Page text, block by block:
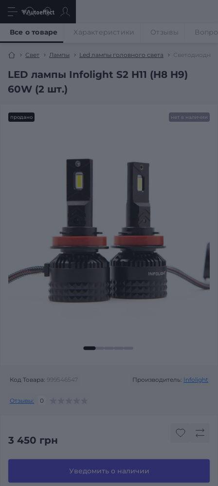
Свет Лампы Led лампы головного света
LED лампы Infolight S2 H11 (H8 H9)
60W (2 шт.)
Все о товаре Характеристики Отзывы
продано нет в наличии
Код Товара: 999546547 Производитель: Infolight
Отзывы: 0
3 450 грн
Уведомить о наличии